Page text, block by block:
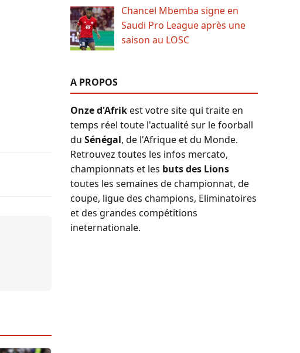
Chancel Mbemba signe en
Saudi Pro League après une
saison au LOSC
A PROPOS
Onze d'Afrikest votre site qui traite en
temps réel toute l'actualité sur le foorball
du Sénégal, de l'Afrique et du Monde.
Retrouvez toutes les infos mercato,
championnats et les buts des Lions
toutes les semaines de championnat, de
coupe, ligue des champions, Eliminatoires
et des grandes compétitions
ineternationale.